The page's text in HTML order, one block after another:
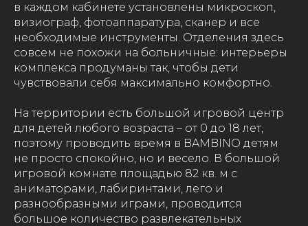
в каждом кабинете установлены микроскоп,
визиограф, фотоаппаратура, сканер и все
необходимые инструменты. Отделения здесь
совсем не похожи на больничные: интерьеры
комплекса продуманы так, чтобы дети
чувствовали себя максимально комфортно.
На территории есть большой игровой центр
для детей любого возраста – от 0 до 18 лет,
поэтому проводить время в BAMBINO детям
не просто спокойно, но и весело. В большой
игровой комнате площадью 82 кв. м с
аниматорами, лабиринтами, лего и
разнообразными играми, проводится
большое количество развлекательных